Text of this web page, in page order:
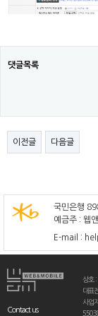
댓글목록
이전글 다음글
국민은행
예금주 : 웹
E-mail :
Contact us
상호 :
대표
사업